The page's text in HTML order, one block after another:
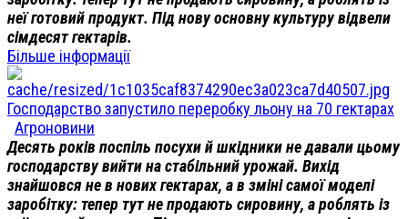
неї готовий продукт. Під нову основну культуру відвели
сімдесят гектарів.
Більше інформації
Господарство запустило переробку льону на 70 гектарах
Агроновини
Десять років поспіль посухи й шкідники не давали цьому
господарству вийти на стабільний урожай. Вихід
знайшовся не в нових гектарах, а в зміні самої моделі
заробітку: тепер тут не продають сировину, а роблять із